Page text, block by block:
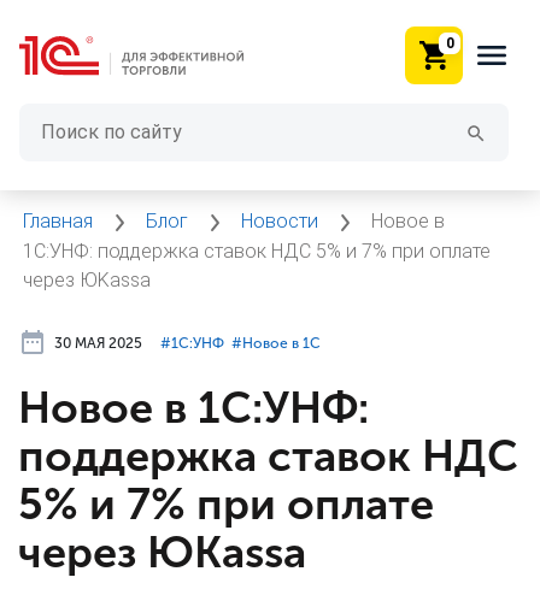
0
Главная Блог Новости
Новое в
1С:УНФ: поддержка ставок НДС 5% и 7% при оплате
через ЮKassa
30 МАЯ 2025 #⁣1С:УНФ #⁣Новое в 1С
Новое в 1С:УНФ:
поддержка ставок НДС
5% и 7% при оплате
через ЮKassa